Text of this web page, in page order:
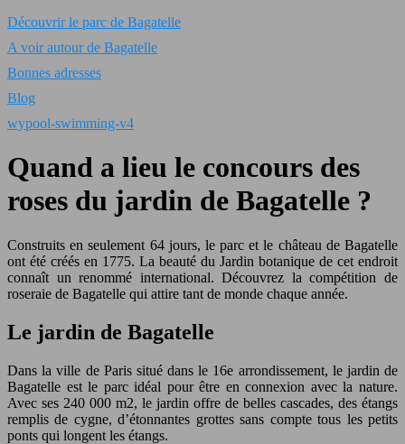
Découvrir le parc de Bagatelle
A voir autour de Bagatelle
Bonnes adresses
Blog
wypool-swimming-v4
Quand a lieu le concours des
roses du jardin de Bagatelle ?
Construits en seulement 64 jours, le parc et le château de Bagatelle
ont été créés en 1775. La beauté du Jardin botanique de cet endroit
connaît un renommé international. Découvrez la compétition de
roseraie de Bagatelle qui attire tant de monde chaque année.
Le jardin de Bagatelle
Dans la ville de Paris situé dans le 16e arrondissement, le jardin de
Bagatelle est le parc idéal pour être en connexion avec la nature.
Avec ses 240 000 m2, le jardin offre de belles cascades, des étangs
remplis de cygne, d’étonnantes grottes sans compte tous les petits
ponts qui longent les étangs.